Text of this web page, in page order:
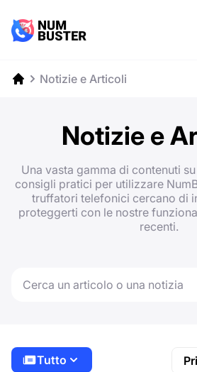
Notizie e Articoli
Notizie e
Una vasta gamma di contenuti
consigli pratici per utilizzare
truffatori telefonici cercano di
proteggerti con le nostre
recenti.
Tutto